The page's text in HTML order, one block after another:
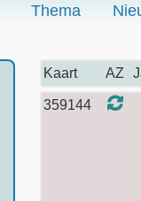
Thema
Kaart AZ
359144